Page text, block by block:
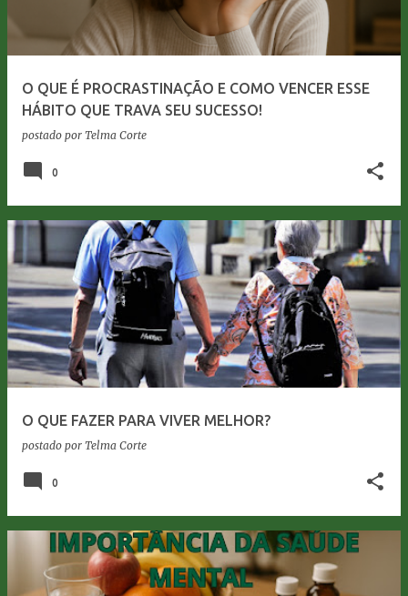
O QUE É PROCRASTINAÇÃO E COMO VENCER ESSE
HÁBITO QUE TRAVA SEU SUCESSO!
postado por Telma Corte
0
O QUE FAZER PARA VIVER MELHOR?
postado por Telma Corte
0